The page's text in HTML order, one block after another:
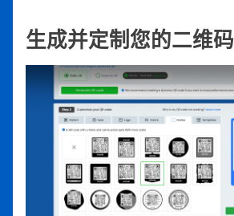
生成并定制您的二维码